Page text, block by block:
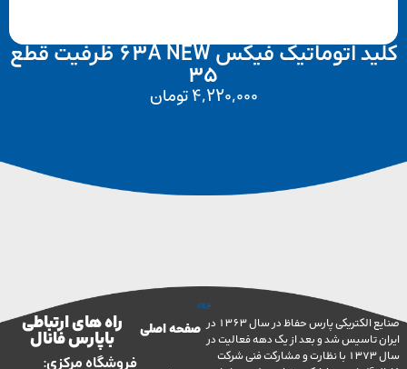
کلید اتوماتیک فیکس 63A NEW ظرفیت قطع
4,220,000تومان
صنایع الکتریکی پارس حفاظ در سال 1363 در
شد و بعد از یک دهه فعالیت در
سال 1373 با نظارت و مشارکت فنی شرکت
صفحه اصلی راه های ارتباطی
با پارس فانال
فروشگاه مرکزی: